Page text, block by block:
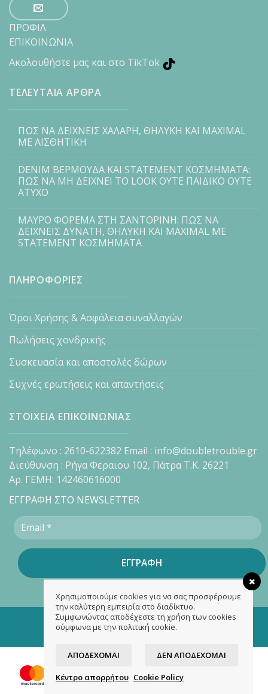
ΠΡΟΦΙΛ
ΕΠΙΚΟΙΝΩΝΙΑ
Ακολουθήστε μας και στο TikTok
ΤΕΛΕΥΤΑΙΑ ΑΡΘΡΑ
ΠΩΣ ΝΑ ΔΕΙΧΝΕΙΣ ΧΑΛΑΡΗ, ΘΗΛΥΚΗ ΚΑΙ MAXIMAL
ΜΕ ΑΙΣΘΗΤΙΚΗ
DENIM ΒΕΡΜΟΥΔΑ ΚΑΙ STATEMENT ΚΟΣΜΗΜΑΤΑ:
ΠΩΣ ΝΑ ΜΗ ΔΕΙΧΝΕΙ ΤΟ LOOK ΟΥΤΕ ΠΑΙΔΙΚΟ ΟΥΤΕ
ΑΤΥΧΟ
ΜΑΥΡΟ ΦΟΡΕΜΑ ΣΤΗ ΣΑΝΤΟΡΙΝΗ: ΠΩΣ ΝΑ
ΔΕΙΧΝΕΙΣ ΔΥΝΑΤΗ, ΘΗΛΥΚΗ ΚΑΙ MAXIMAL ΜΕ
STATEMENT ΚΟΣΜΗΜΑΤΑ
ΠΛΗΡΟΦΟΡΙΕΣ
Όροι Χρήσης & Ασφάλεια συναλλαγών
Πωλήσεις χονδρικής
Συσκευασία και αποστολές δώρων
Συχνές ερωτήσεις και απαντήσεις
ΣΤΟΙΧΕΙΑ ΕΠΙΚΟΙΝΩΝΙΑΣ
Τηλέφωνο : 2610-622382 Email : info@doubletrouble.gr
Διεύθυνση : Ρήγα Φεραιου 102, Πάτρα Τ.Κ. 26221
Αρ. ΓΕΜΗ: 142460616000
ΕΓΓΡΑΦΗ ΣΤΟ NEWSLETTER
Copyright 2026 ©doubletrouble.gr
Designed & developed by
Χρησιμοποιούμε cookies για να σας προσφέρουμε
την καλύτερη εμπειρία στο διαδίκτυο.
Συμφωνώντας αποδέχεστε τη χρήση των cookies
σύμφωνα με την πολιτική cookie.
ΑΠΟΔΈΧΟΜΑΙ ΔΕΝ ΑΠΟΔΈΧΟΜΑΙ
Κέντρο απορρήτου Cookie Policy